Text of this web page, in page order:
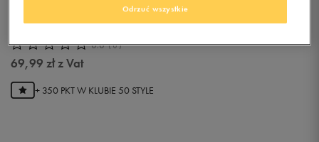
0.0(0)
69,99 złz Vat
+ 350 PKT W KLUBIE 50 STYLE
Odrzuć wszystkie